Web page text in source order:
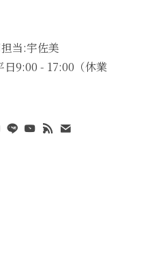
当:宇佐美
日9:00 - 17:00（休業